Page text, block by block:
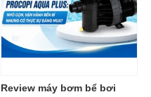
Review máy bơm bể bơi